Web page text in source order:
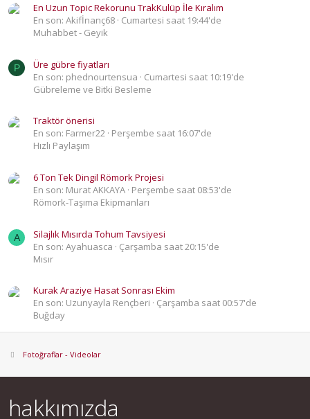
En Uzun Topic Rekorunu TrakKulüp İle Kıralım
En son: Akifİnanç68 Cumartesi saat 19:44'de
Muhabbet - Geyik
P
Üre gübre fiyatları
En son: phednourtensua
Cumartesi saat 10:19'de
Gübreleme ve Bitki Besleme
Traktör önerisi
En son: Farmer22 Perşembe saat 16:07'de
Hızlı Paylaşım
6 Ton Tek Dingil Römork Projesi
En son: Murat AKKAYA Perşembe saat 08:53'de
Römork-Taşıma Ekipmanları
A
Silajlık Mısırda Tohum Tavsiyesi
En son: Ayahuasca
Çarşamba saat 20:15'de
Mısır
Kurak Araziye Hasat Sonrası Ekim
En son: Uzunyayla Rençberi
Çarşamba saat 00:57'de
Buğday
Fotoğraflar - Videolar
hakkımızda